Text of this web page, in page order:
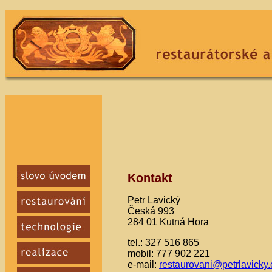
Kontakt
Petr Lavický
Česká 993
284 01 Kutná Hora
tel.: 327 516 865
mobil: 777 902 221
e-mail: